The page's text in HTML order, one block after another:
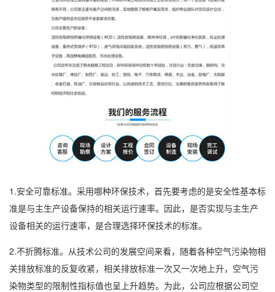
1.安全可靠标准。采用哪种环保技术，首先要考虑的是安全性基本标
准是与主生产设备保持的相关运行速率。因此，是否实现与主生产
设备相关的运行速率，是合理选择环保技术的标准。
2.不折腾标准。从技术公司的发展空间来看，随着各种空气污染物相
关排放标准的反复收紧，相关排放标准一次又一次地上升，空气污
染物类型的限制性指标值也呈上升趋势。为此，公司应根据公司空